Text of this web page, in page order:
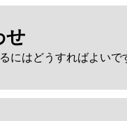
せ
にはどうすればよいで